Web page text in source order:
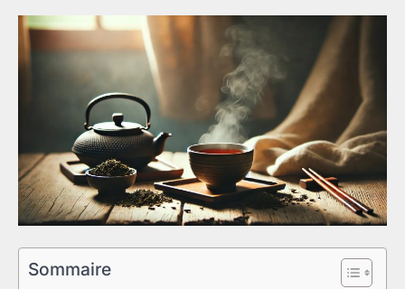
Sommaire